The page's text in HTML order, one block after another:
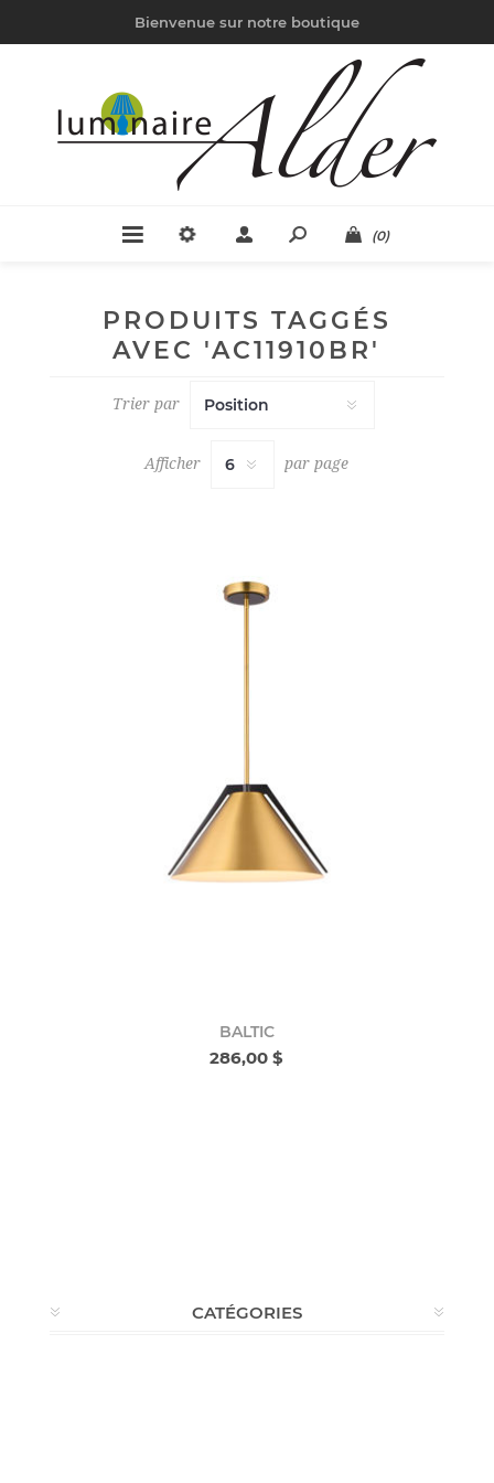
Bienvenue sur notre boutique
(0)
PRODUITS TAGGÉS
AVEC 'AC11910BR'
Trier par
Afficher par page
BALTIC
286,00 $
CATÉGORIES